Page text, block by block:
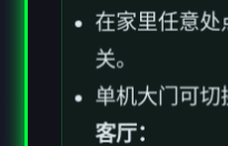
在家里任意处
关。
单机大门可切
客厅：